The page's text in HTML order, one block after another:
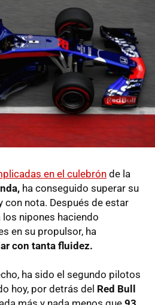
en el culebrón de la
ha conseguido superar su
con nota. Después de estar
nipones haciendo
en su propulsor, ha
con tanta fluidez.
ha sido el segundo pilotos
hoy, por detrás del Red Bull